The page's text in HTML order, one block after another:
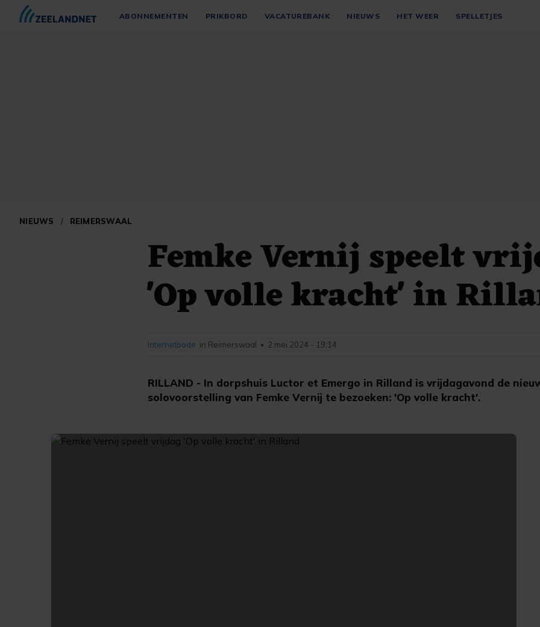
ABONNEMENTEN PRIKBORD VACATUREBANK NIEUWS HET WEER SPELLETJES
NIEUWS / REIMERSWAAL
Femke Vernij speelt
'Op volle kracht' in
RILLAND - In dorpshuis Luctor et Emergo in Rilland is vrijdagavond de
solovoorstelling van Femke Vernij te bezoeken: 'Op volle kracht'.
Internetbode in Reimerswaal • 2 mei 2024 - 19:14